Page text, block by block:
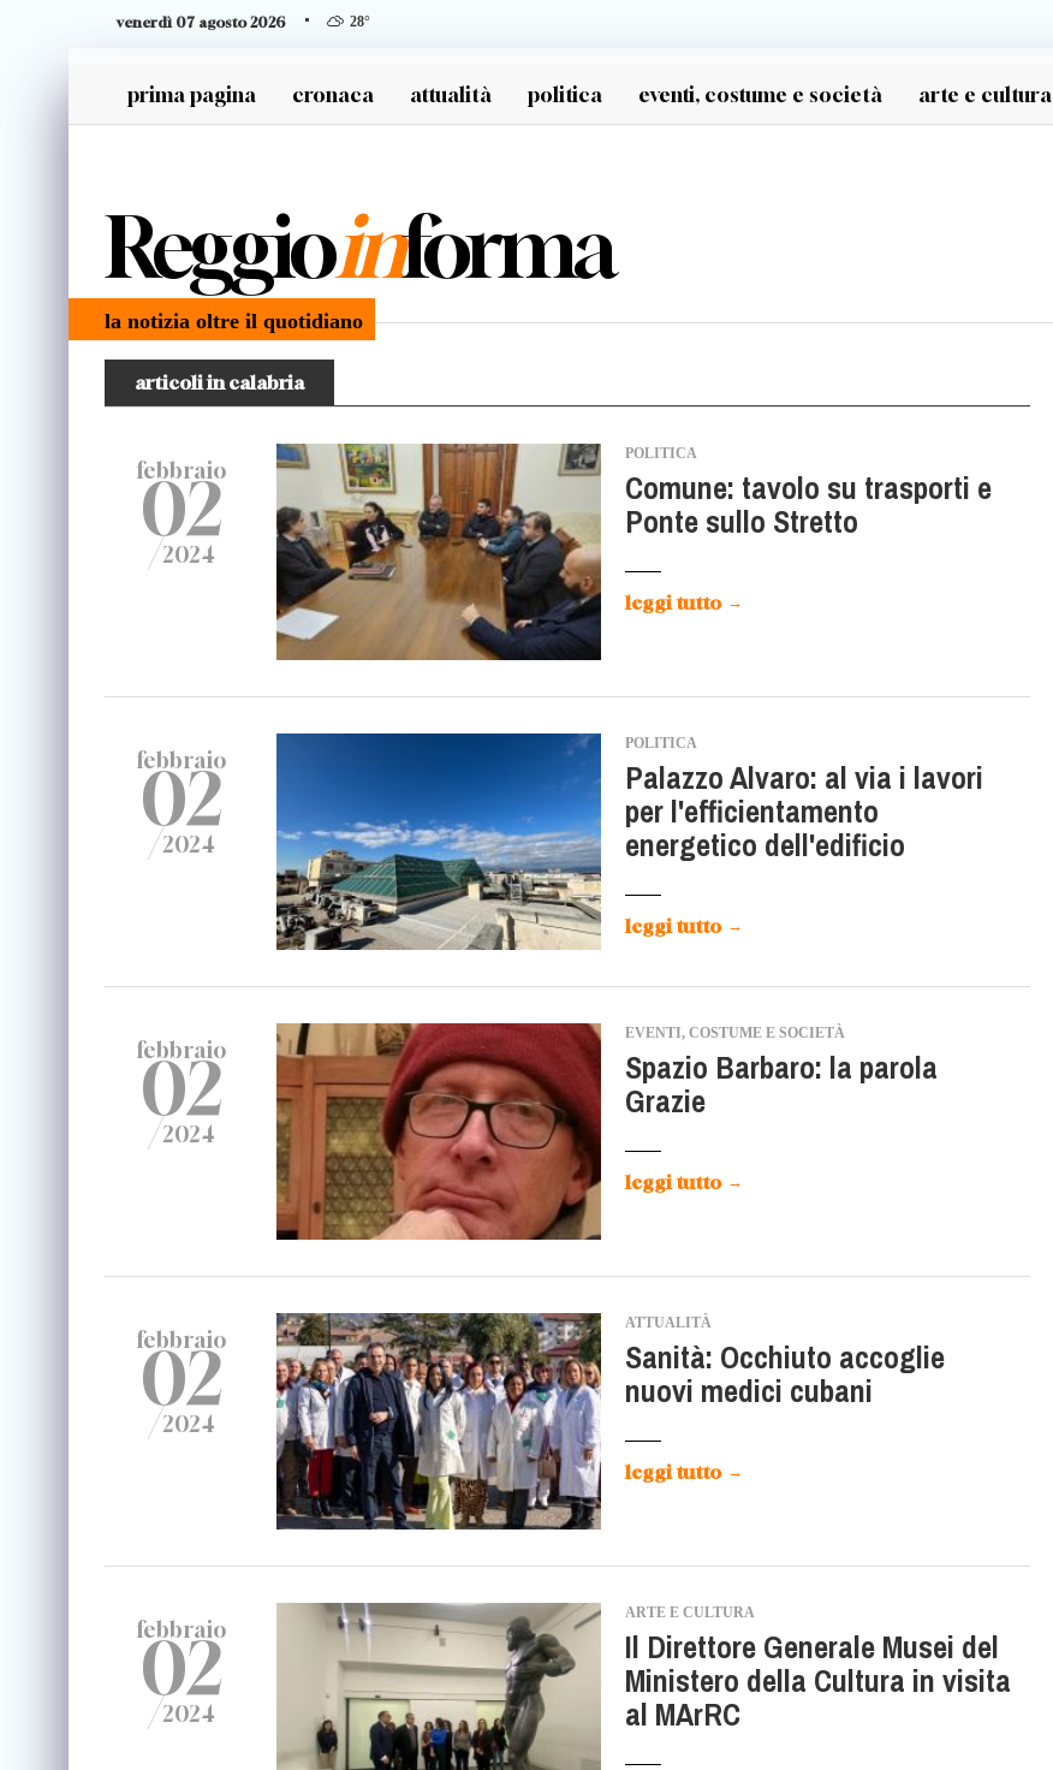
venerdì 07 agosto 2026 28°
prima pagina cronaca attualità politica eventi, costume e società arte e cultura
Reggioinforma
la notizia oltre il quotidiano
articoli in calabria
febbraio
02
/2024
POLITICA
Comune: tavolo su trasporti e
Ponte sullo Stretto
leggi tutto →
febbraio
02
/2024
POLITICA
Palazzo Alvaro: al via i lavori
per l'efficientamento
energetico dell'edificio
leggi tutto →
febbraio
02
/2024
EVENTI, COSTUME E SOCIETÀ
Spazio Barbaro: la parola
Grazie
leggi tutto →
febbraio
02
/2024
ATTUALITÀ
Sanità: Occhiuto accoglie
nuovi medici cubani
leggi tutto →
febbraio
02
/2024
ARTE E CULTURA
Il Direttore Generale Musei del
Ministero della Cultura in visita
al MArRC